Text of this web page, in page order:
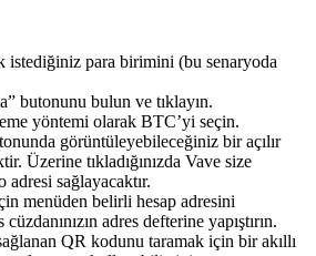
istediğiniz para birimini (bu senaryoda
butonunu bulun ve tıklayın.
yöntemi olarak BTC’yi seçin.
görüntüleyebileceğiniz bir açılır
Üzerine tıkladığınızda Vave size
sağlayacaktır.
menüden belirli hesap adresini
adres defterine yapıştırın.
QR kodunu taramak için bir akıllı